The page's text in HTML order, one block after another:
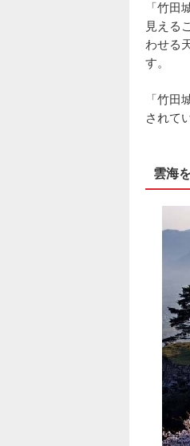
「竹
見える
わせる
す。
「竹
されて
雲海